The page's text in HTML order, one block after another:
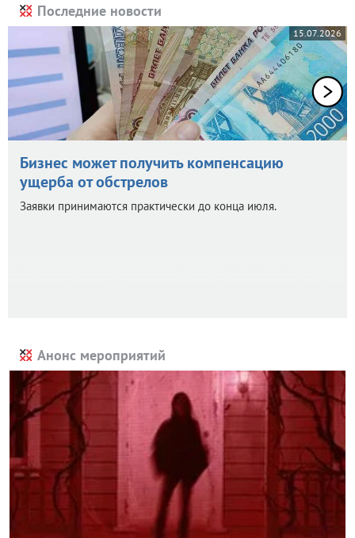
Последние новости
15.07.2026
Бизнес может получить компенсацию
ущерба от обстрелов
Заявки принимаются практически до конца июля.
Анонс мероприятий